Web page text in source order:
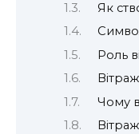
Як
Роль
Чому